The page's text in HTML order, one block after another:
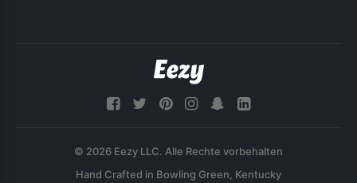
© 2026 Eezy LLC. Alle Rechte vorbehalten